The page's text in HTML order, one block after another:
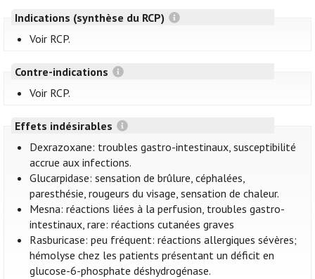
Indications (synthèse du RCP)
Voir RCP.
Contre-indications
Voir RCP.
Effets indésirables
Dexrazoxane: troubles gastro-intestinaux, susceptibilité
accrue aux infections.
Glucarpidase: sensation de brûlure, céphalées,
paresthésie, rougeurs du visage, sensation de chaleur.
Mesna: réactions liées à la perfusion, troubles gastro-
intestinaux, rare: réactions cutanées graves
Rasburicase: peu fréquent: réactions allergiques sévères;
hémolyse chez les patients présentant un déficit en
glucose-6-phosphate déshydrogénase.